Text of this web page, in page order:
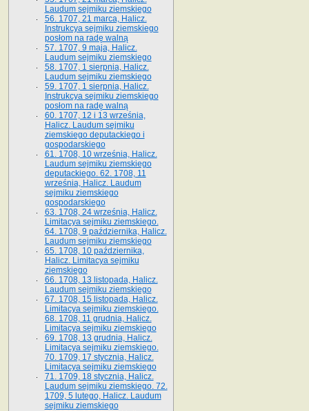
Laudum sejmiku ziemskiego
56. 1707, 21 marca, Halicz.
Instrukcya sejmiku ziemskiego
posłom na radę walną
57. 1707, 9 maja, Halicz.
Laudum sejmiku ziemskiego
58. 1707, 1 sierpnia, Halicz.
Laudum sejmiku ziemskiego
59. 1707, 1 sierpnia, Halicz.
Instrukcya sejmiku ziemskiego
posłom na radę walną
60. 1707, 12 i 13 września,
Halicz. Laudum sejmiku
ziemskiego deputackiego i
gospodarskiego
61. 1708, 10 września, Halicz.
Laudum sejmiku ziemskiego
deputackiego. 62. 1708, 11
września, Halicz. Laudum
sejmiku ziemskiego
gospodarskiego
63. 1708, 24 września, Halicz.
Limitacya sejmiku ziemskiego.
64. 1708, 9 października, Halicz.
Laudum sejmiku ziemskiego
65­. 1708, 10 października,
Halicz. Limitacya sejmiku
ziemskiego
66. 1708, 13 listopada, Halicz.
Laudum sejmiku ziemskiego
67. 1708, 15 listopada, Halicz.
Limitacya sejmiku ziemskiego.
68. 1708, 11 grudnia, Halicz.
Limitacya sejmiku ziemskiego
69. 1708, 13 grudnia, Halicz.
Limitacya sejmiku ziemskiego.
70. 1709, 17 stycznia, Halicz.
Limitacya sejmiku ziemskiego
71. 1709, 18 stycznia, Halicz.
Laudum sejmiku ziemskiego. 72.
1709, 5 lutego, Halicz. Laudum
sejmiku ziemskiego